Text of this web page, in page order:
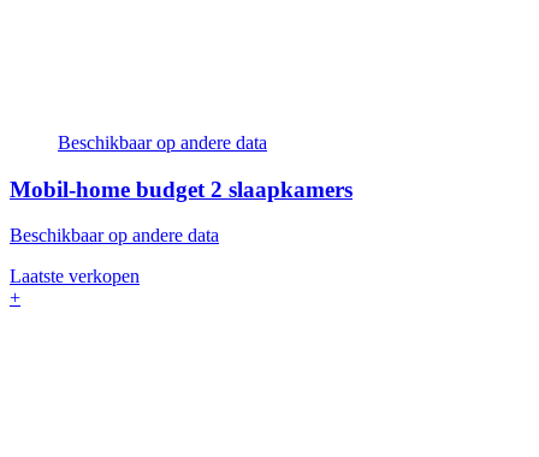
Beschikbaar op andere data
Mobil-home budget 2 slaapkamers
Beschikbaar op andere data
Laatste verkopen
+